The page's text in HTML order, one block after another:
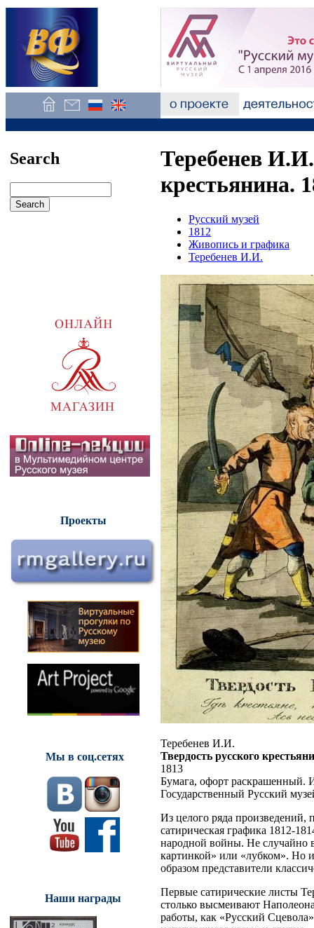
Search
Проекты
Мы в соц.сетях
Наши награды
Теребенев
крестьянина.
Русский музей
1812
Живопись и графика
Теребенев И.И.
Теребенев И.И.
Твердость русского
1813
Бумага, офорт раскрашенный.
Государственный Русский
Из целого ряда произведений,
сатирическая графика 1812-
народной войны. Не случайно
картинкой» или «лубком». Но
образом представители
Первые сатирические листы
столько высмеивают
работы, как «Русский